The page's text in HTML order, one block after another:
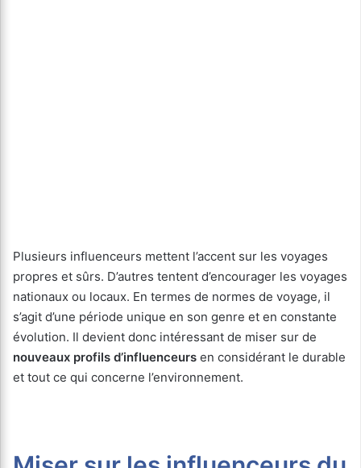
Plusieurs influenceurs mettent l’accent sur les voyages
propres et sûrs. D’autres tentent d’encourager les voyages
nationaux ou locaux. En termes de normes de voyage, il
s’agit d’une période unique en son genre et en constante
évolution. Il devient donc intéressant de miser sur de
nouveaux profils d’influenceurs en considérant le durable
et tout ce qui concerne l’environnement.